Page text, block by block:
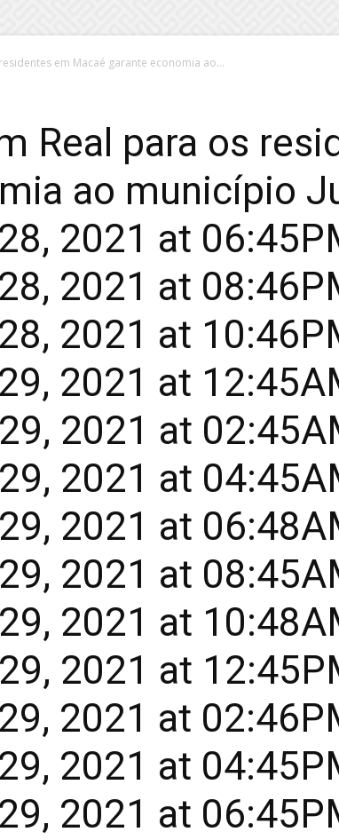
em Macaé garante economia ao...
Real para os
ao município
2021 at
2021 at
2021 at
2021 at
2021 at
2021 at
2021 at
2021 at
2021 at
2021 at
2021 at
2021 at
2021 at